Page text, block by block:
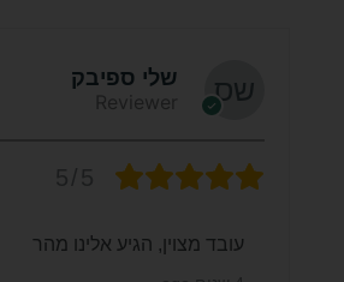
שלי ספיבק
Reviewer
עובד מצוין, הגיע אלינו מהר